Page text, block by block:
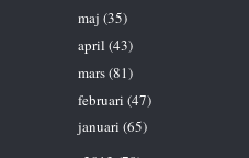
maj (35)
april (43)
mars(81)
februari (47)
januari (65)